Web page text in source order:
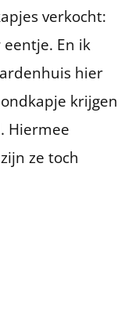
verkocht:
En ik
hier
krijgen
Hiermee
ze toch